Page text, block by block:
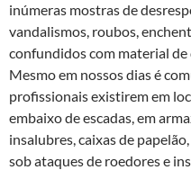
inúmeras mostras de
vandalismos, roubos,
confundidos com material
Mesmo em nossos dias é
profissionais existirem em
embaixo de escadas, em
insalubres, caixas de
sob ataques de roedores e